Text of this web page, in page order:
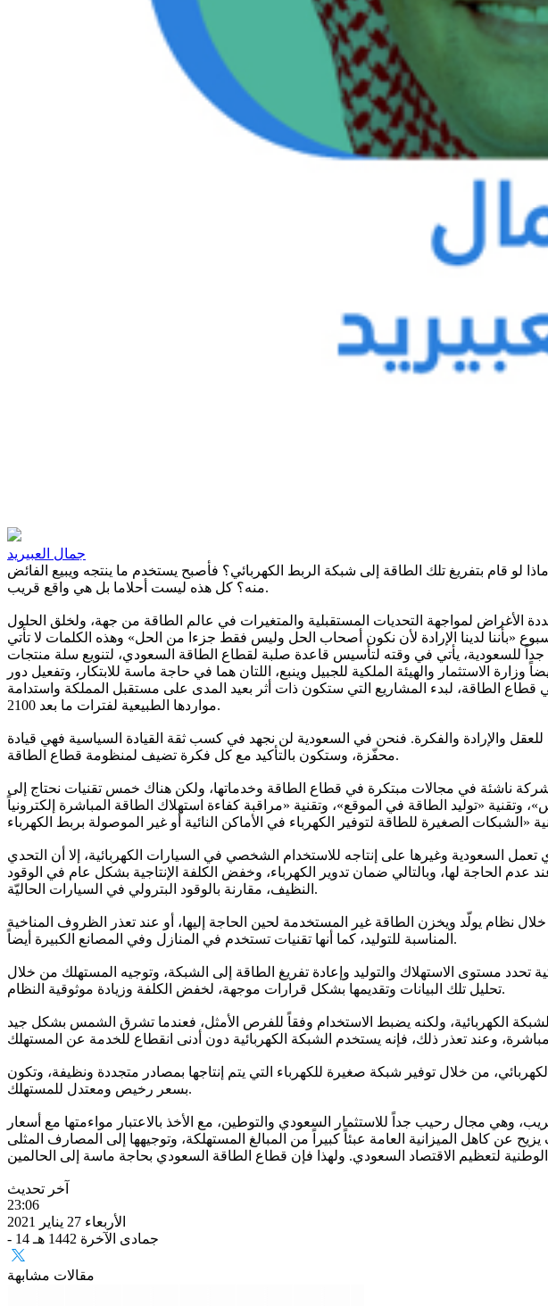
جمال العبيريد
لو قام بتفريغ تلك الطاقة إلى شبكة الربط الكهربائي؟ فأصبح يستخدم ما ينتجه ويبيع الفائض
منه؟ كل هذه ليست أحلاما بل هي واقع قريب.
الأغراض لمواجهة التحديات المستقبلية والمتغيرات في عالم الطاقة من جهة، ولخلق الحلول
«بأننا لدينا الإرادة لأن نكون أصحاب الحل وليس فقط جزءا من الحل» وهذه الكلمات لا تأتي
للسعودية، يأتي في وقته لتأسيس قاعدة صلبة لقطاع الطاقة السعودي، لتنويع سلة منتجات
الاستثمار والهيئة الملكية للجبيل وينبع، اللتان هما في حاجة ماسة للابتكار، وتفعيل دور
قطاع الطاقة، لبدء المشاريع التي ستكون ذات أثر بعيد المدى على مستقبل المملكة واستدامة
مواردها الطبيعية لفترات ما بعد 2100.
والإرادة والفكرة. فنحن في السعودية لن نجهد في كسب ثقة القيادة السياسية فهي قيادة
محفّزة، وستكون بالتأكيد مع كل فكرة تضيف لمنظومة قطاع الطاقة.
سيكون مستقبل قطاع الطاقة في 2030 من الناحية التطبيقية ومجالات الاستثمار؟ حتى اليوم، هناك 600 شركة ناشئة في مجالات مبتكرة في قطاع الطاقة وخدماتها، ولكن هناك خمس تقنيات نحتاج إلى
وتقنية «توليد الطاقة في الموقع»، وتقنية «مراقبة كفاءة استهلاك الطاقة المباشرة إلكترونياً
السعودية وغيرها على إنتاجه للاستخدام الشخصي في السيارات الكهربائية، إلا أن التحدي
عدم الحاجة لها، وبالتالي ضمان تدوير الكهرباء، وخفض الكلفة الإنتاجية بشكل عام في الوقود
النظيف، مقارنة بالوقود البترولي في السيارات الحاليّة.
نظام يولّد ويخزن الطاقة غير المستخدمة لحين الحاجة إليها، أو عند تعذر الظروف المناخية
المناسبة للتوليد، كما أنها تقنيات تستخدم في المنازل وفي المصانع الكبيرة أيضاً.
تحدد مستوى الاستهلاك والتوليد وإعادة تفريغ الطاقة إلى الشبكة، وتوجيه المستهلك من خلال
تحليل تلك البيانات وتقديمها بشكل قرارات موجهة، لخفض الكلفة وزيادة موثوقية النظام.
الكهربائية، ولكنه يضبط الاستخدام وفقاً للفرص الأمثل، فعندما تشرق الشمس بشكل جيد
من خلال توفير شبكة صغيرة للكهرباء التي يتم إنتاجها بمصادر متجددة ونظيفة، وتكون
بسعر رخيص ومعتدل للمستهلك.
مجال رحيب جداً للاستثمار السعودي والتوطين، مع الأخذ بالاعتبار مواءمتها مع أسعار
عن كاهل الميزانية العامة عبئاً كبيراً من المبالغ المستهلكة، وتوجيهها إلى المصارف المثلى
آخر تحديث
23:06
الأربعاء 27 يناير 2021
- 14 جمادى الآخرة 1442 هـ
مقالات مشابهة